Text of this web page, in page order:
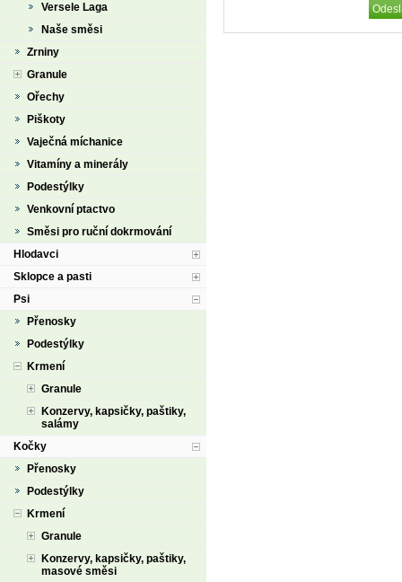
Versele Laga
Naše směsi
Zrniny
Granule
Ořechy
Piškoty
Vaječná míchanice
Vitamíny a minerály
Podestýlky
Venkovní ptactvo
Směsi pro ruční dokrmování
Hlodavci
Sklopce a pasti
Psi
Přenosky
Podestýlky
Krmení
Granule
Konzervy, kapsičky, paštiky,
salámy
Kočky
Přenosky
Podestýlky
Krmení
Granule
Konzervy, kapsičky, paštiky,
masové směsi